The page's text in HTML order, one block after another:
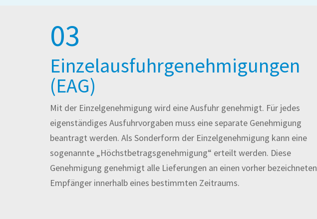
03
Einzelausfuhrgenehmigungen
(EAG)
Mit der Einzelgenehmigung wird eine Ausfuhr genehmigt. Für jedes
eigenständiges Ausfuhrvorgaben muss eine separate Genehmigung
beantragt werden. Als Sonderform der Einzelgenehmigung kann eine
sogenannte „Höchstbetragsgenehmigung“ erteilt werden. Diese
Genehmigung genehmigt alle Lieferungen an einen vorher bezeichneten
Empfänger innerhalb eines bestimmten Zeitraums.